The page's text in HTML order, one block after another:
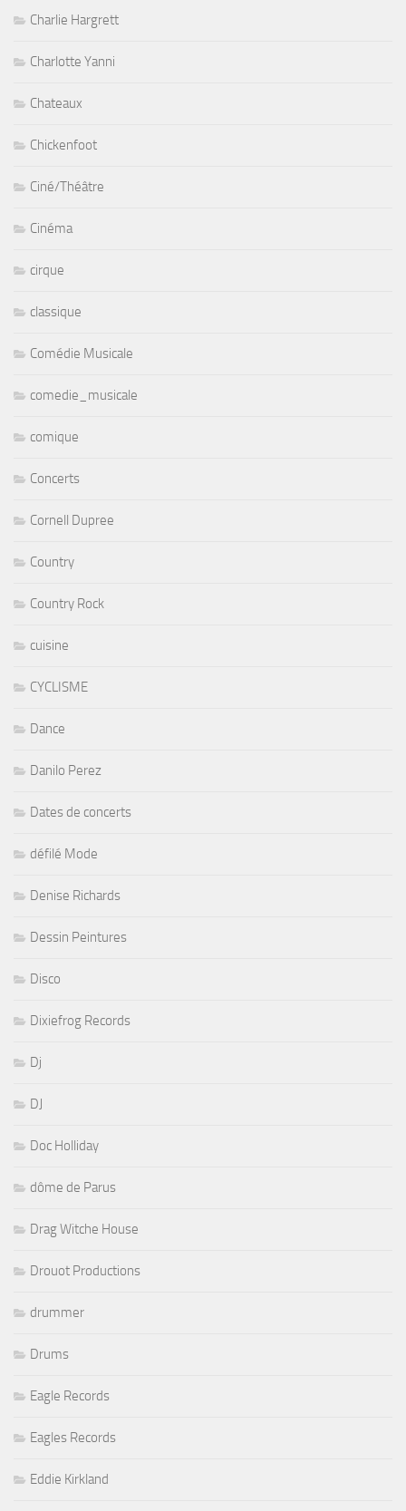
Charlie Hargrett
Charlotte Yanni
Chateaux
Chickenfoot
Ciné/Théâtre
Cinéma
cirque
classique
Comédie Musicale
comedie_musicale
comique
Concerts
Cornell Dupree
Country
Country Rock
cuisine
CYCLISME
Dance
Danilo Perez
Dates de concerts
défilé Mode
Denise Richards
Dessin Peintures
Disco
Dixiefrog Records
Dj
DJ
Doc Holliday
dôme de Parus
Drag Witche House
Drouot Productions
drummer
Drums
Eagle Records
Eagles Records
Eddie Kirkland